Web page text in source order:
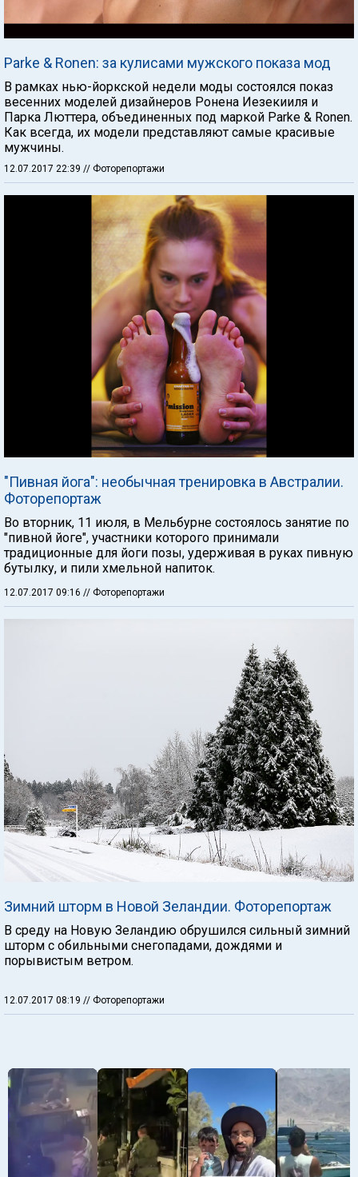
Parke & Ronen: за кулисами мужского показа мод
В рамках нью-йоркской недели моды состоялся показ
весенних моделей дизайнеров Ронена Иезекииля и
Парка Люттера, объединенных под маркой Parke & Ronen.
Как всегда, их модели представляют самые красивые
мужчины.
12.07.2017 22:39 // Фоторепортажи
"Пивная йога": необычная тренировка в Австралии.
Фоторепортаж
Во вторник, 11 июля, в Мельбурне состоялось занятие по
"пивной йоге", участники которого принимали
традиционные для йоги позы, удерживая в руках пивную
бутылку, и пили хмельной напиток.
12.07.2017 09:16 // Фоторепортажи
Зимний шторм в Новой Зеландии. Фоторепортаж
В среду на Новую Зеландию обрушился сильный зимний
шторм с обильными снегопадами, дождями и
порывистым ветром.
12.07.2017 08:19 // Фоторепортажи